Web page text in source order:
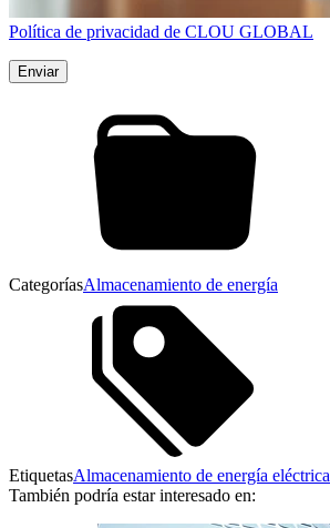
Política de privacidad de CLOU GLOBAL
CategoríasAlmacenamiento de energía
EtiquetasAlmacenamiento de energía eléctrica
También podría estar interesado en: